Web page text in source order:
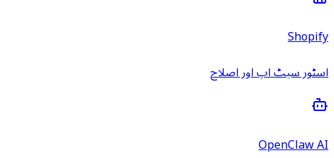
Shopify
اسٹور سیٹ اپ اور اصلاح
OpenClaw AI